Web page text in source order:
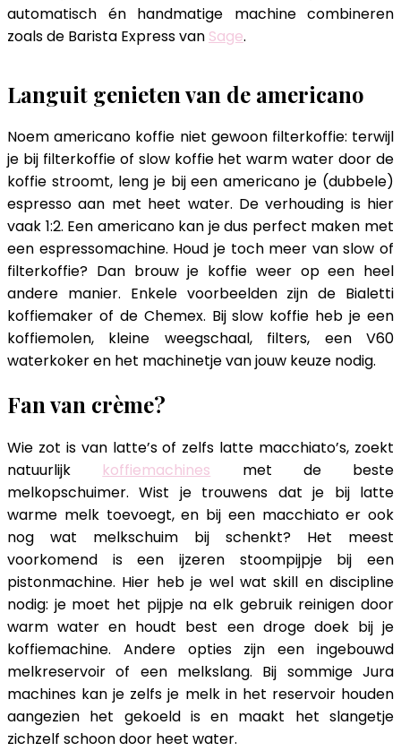
automatisch én handmatige machine combineren
zoals de Barista Express van Sage.
Languit genieten van de americano
Noem americano koffie niet gewoon filterkoffie: terwijl
je bij filterkoffie of slow koffie het warm water door de
koffie stroomt, leng je bij een americano je (dubbele)
espresso aan met heet water. De verhouding is hier
vaak 1:2. Een americano kan je dus perfect maken met
een espressomachine. Houd je toch meer van slow of
filterkoffie? Dan brouw je koffie weer op een heel
andere manier. Enkele voorbeelden zijn de Bialetti
koffiemaker of de Chemex. Bij slow koffie heb je een
koffiemolen, kleine weegschaal, filters, een V60
waterkoker en het machinetje van jouw keuze nodig.
Fan van crème?
Wie zot is van latte’s of zelfs latte macchiato’s, zoekt
natuurlijk koffiemachines met de beste
melkopschuimer. Wist je trouwens dat je bij latte
warme melk toevoegt, en bij een macchiato er ook
nog wat melkschuim bij schenkt? Het meest
voorkomend is een ijzeren stoompijpje bij een
pistonmachine. Hier heb je wel wat skill en discipline
nodig: je moet het pijpje na elk gebruik reinigen door
warm water en houdt best een droge doek bij je
koffiemachine. Andere opties zijn een ingebouwd
melkreservoir of een melkslang. Bij sommige Jura
machines kan je zelfs je melk in het reservoir houden
aangezien het gekoeld is en maakt het slangetje
zichzelf schoon door heet water.